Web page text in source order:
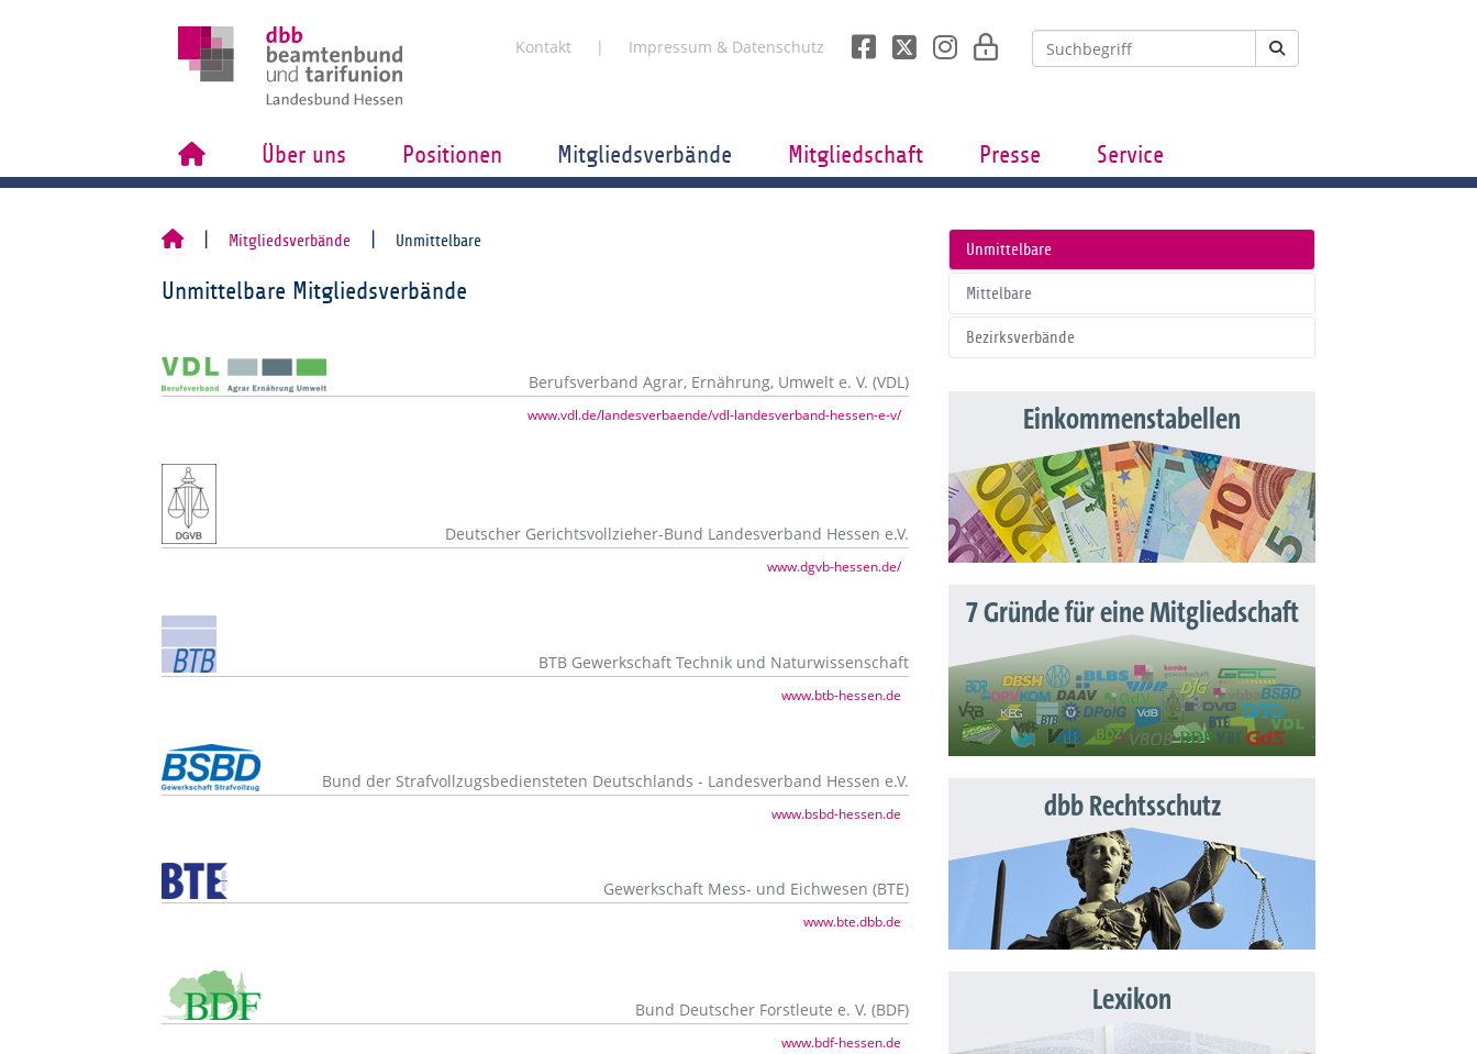
Kontakt Impressum & Datenschutz
Über uns Positionen Mitgliedsverbände Mitgliedschaft Presse Service
Mitgliedsverbände Unmittelbare
Unmittelbare Mitgliedsverbände
Berufsverband Agrar, Ernährung, Umwelt e. V. (VDL)
www.vdl.de/landesverbaende/vdl-landesverband-hessen-e-v/
Deutscher Gerichtsvollzieher-Bund Landesverband Hessen e.V.
www.dgvb-hessen.de/
BTB Gewerkschaft Technik und Naturwissenschaft
www.btb-hessen.de
Bund der Strafvollzugsbediensteten Deutschlands - Landesverband Hessen e.V.
www.bsbd-hessen.de
Gewerkschaft Mess- und Eichwesen (BTE)
www.bte.dbb.de
Bund Deutscher Forstleute e. V. (BDF)
www.bdf-hessen.de
Unmittelbare
Mittelbare
Bezirksverbände
Einkommenstabellen
7 Gründe für eine Mitgliedschaft
dbb Rechtsschutz
Lexikon